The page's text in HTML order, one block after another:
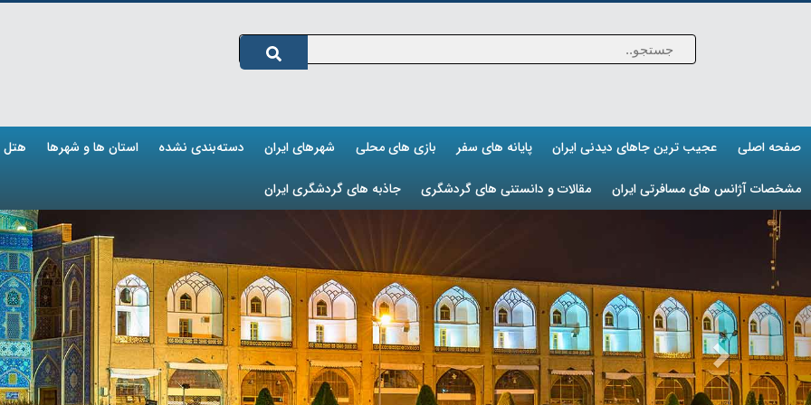
صفحه اصلی عجیب ترین جاهای دیدنی ایران پایانه های سفر بازی های محلی شهرهای ایران دسته‌بندی نشده استان ها و شهرها هتل
مشخصات آژانس های مسافرتی ایران مقالات و دانستنی های گردشگری جاذبه های گردشگری ایران